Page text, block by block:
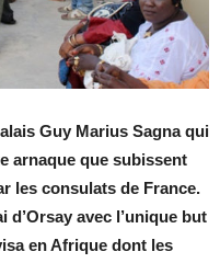
Guy Marius Sagna qui
arnaque que subissent
les consulats de France.
d’Orsay avec l’unique but
en Afrique dont les